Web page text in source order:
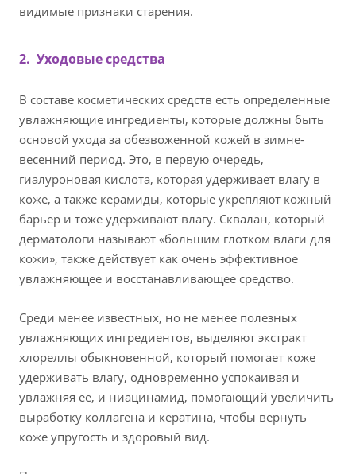
видимые признаки старения.
2. Уходовые средства
В составе косметических средств есть определенные
увлажняющие ингредиенты, которые должны быть
основой ухода за обезвоженной кожей в зимне-
весенний период. Это, в первую очередь,
гиалуроновая кислота, которая удерживает влагу в
коже, а также керамиды, которые укрепляют кожный
барьер и тоже удерживают влагу. Сквалан, который
дерматологи называют «большим глотком влаги для
кожи», также действует как очень эффективное
увлажняющее и восстанавливающее средство.
Среди менее известных, но не менее полезных
увлажняющих ингредиентов, выделяют экстракт
хлореллы обыкновенной, который помогает коже
удерживать влагу, одновременно успокаивая и
увлажняя ее, и ниацинамид, помогающий увеличить
выработку коллагена и кератина, чтобы вернуть
коже упругость и здоровый вид.